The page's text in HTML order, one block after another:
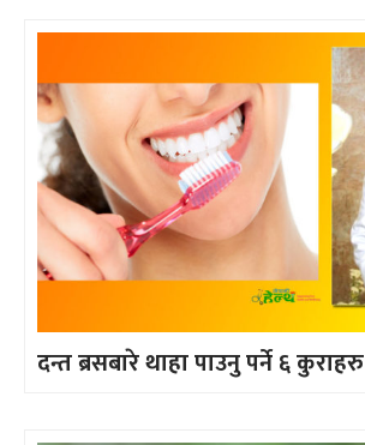
दन्त ब्रसबारे थाहा पाउनु पर्ने ६ कुराहरु